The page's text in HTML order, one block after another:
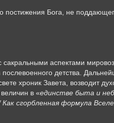
постижения Бога, не
аспектами
детства.
хроник Завета, возводит
в «единстве быта и
сгорбленная формула